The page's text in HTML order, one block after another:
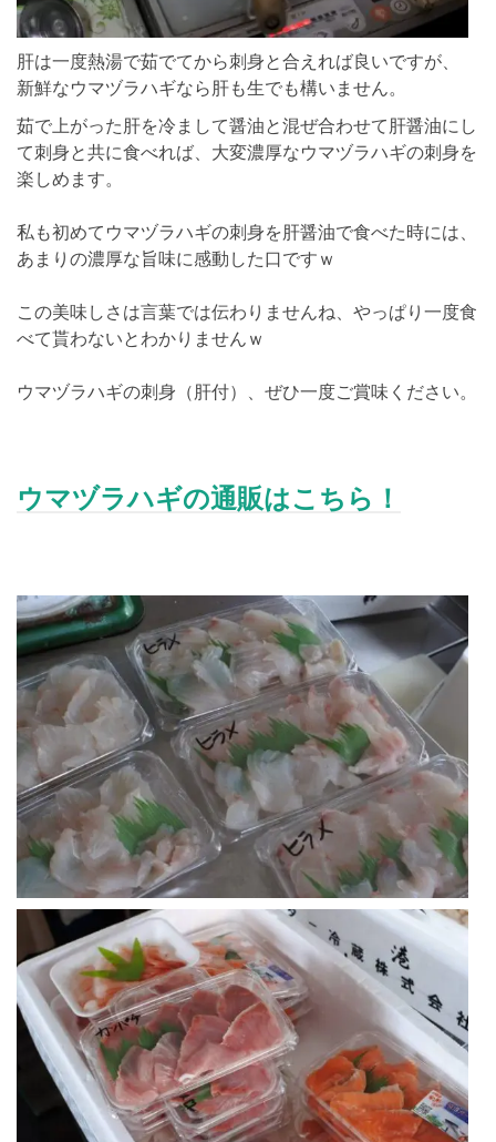
肝は一度熱湯で茹でてから刺身と合えれば良いですが、
新鮮なウマヅラハギなら肝も生でも構いません。
茹で上がった肝を冷まして醤油と混ぜ合わせて肝醤油にし
て刺身と共に食べれば、大変濃厚なウマヅラハギの刺身を
楽しめます。
私も初めてウマヅラハギの刺身を肝醤油で食べた時には、
あまりの濃厚な旨味に感動した口ですｗ
この美味しさは言葉では伝わりませんね、やっぱり一度食
べて貰わないとわかりませんｗ
ウマヅラハギの刺身（肝付）、ぜひ一度ご賞味ください。
ウマヅラハギの通販はこちら！